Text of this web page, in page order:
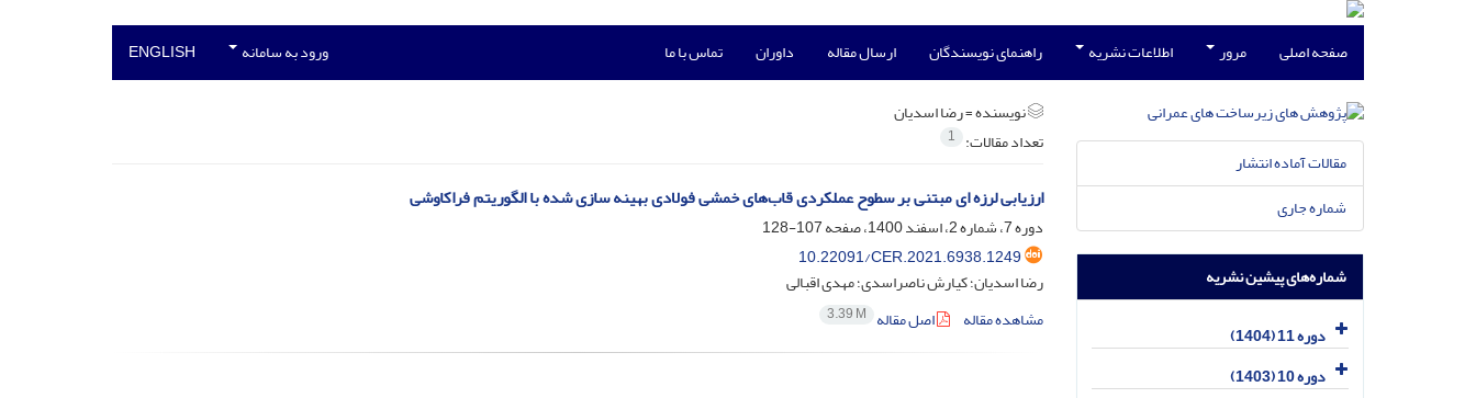
صفحه اصلی مرور اطلاعات نشریه راهنمای نویسندگان ارسال مقاله داوران تماس با ما ورود به سامانه ENGLISH
نویسنده =رضا اسدیان
تعداد مقالات: 1
ارزیابی لرزه ای مبتنی بر سطوح عملکردی قاب‌های خمشی فولادی بهینه سازی شده با الگوریتم فراکاوشی
دوره 7، شماره 2، اسفند 1400، صفحه
107-128
10.22091/CER.2021.6938.1249
رضا اسدیان؛ کیارش ناصراسدی؛ مهدی اقبالی
مشاهده مقاله
اصل مقاله 3.39 M
مقالات آماده انتشار
شماره جاری
شماره‌های پیشین نشریه
دوره 11 (1404)
دوره 10 (1403)